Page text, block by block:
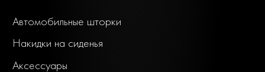
Автомобильные шторки
Накидки на сиденья
Аксессуары